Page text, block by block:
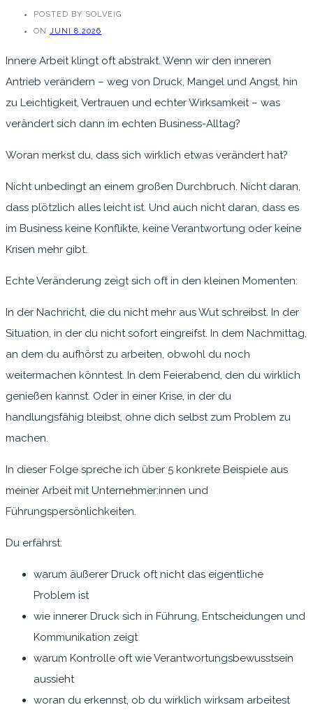
POSTED BY SOLVEIG
ON JUNI 8,2026
Innere Arbeit klingt oft abstrakt. Wenn wir den inneren
Antrieb verändern – weg von Druck, Mangel und Angst, hin
zu Leichtigkeit, Vertrauen und echter Wirksamkeit – was
verändert sich dann im echten Business-Alltag?
Woran merkst du, dass sich wirklich etwas verändert hat?
Nicht unbedingt an einem großen Durchbruch. Nicht daran,
dass plötzlich alles leicht ist. Und auch nicht daran, dass es
im Business keine Konflikte, keine Verantwortung oder keine
Krisen mehr gibt.
Echte Veränderung zeigt sich oft in den kleinen Momenten:
In der Nachricht, die du nicht mehr aus Wut schreibst. In der
Situation, in der du nicht sofort eingreifst. In dem Nachmittag,
an dem du aufhörst zu arbeiten, obwohl du noch
weitermachen könntest. In dem Feierabend, den du wirklich
genießen kannst. Oder in einer Krise, in der du
handlungsfähig bleibst, ohne dich selbst zum Problem zu
machen.
In dieser Folge spreche ich über 5 konkrete Beispiele aus
meiner Arbeit mit Unternehmer:innen und
Führungspersönlichkeiten.
Du erfährst:
warum äußerer Druck oft nicht das eigentliche
Problem ist
wie innerer Druck sich in Führung, Entscheidungen und
Kommunikation zeigt
warum Kontrolle oft wie Verantwortungsbewusstsein
aussieht
woran du erkennst, ob du wirklich wirksam arbeitest